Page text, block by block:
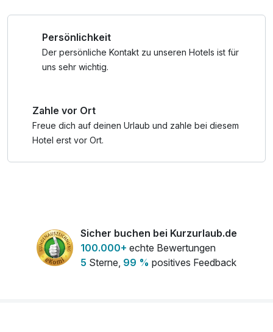
Persönlichkeit
Der persönliche Kontakt zu unseren Hotels ist für
uns sehr wichtig.
Zahle vor Ort
Freue dich auf deinen Urlaub und zahle bei diesem
Hotel erst vor Ort.
Sicher buchen bei Kurzurlaub.de
100.000+ echte Bewertungen
5 Sterne, 99 % positives Feedback